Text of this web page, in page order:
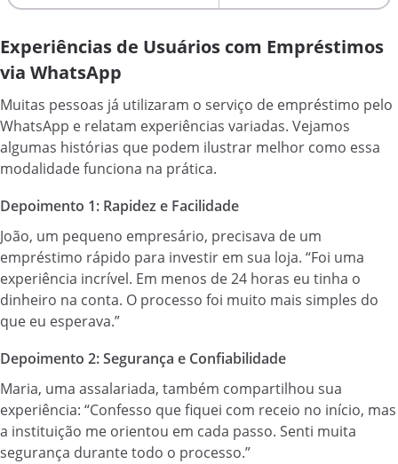
Experiências de Usuários com Empréstimos
via WhatsApp
Muitas pessoas já utilizaram o serviço de empréstimo pelo
WhatsApp e relatam experiências variadas. Vejamos
algumas histórias que podem ilustrar melhor como essa
modalidade funciona na prática.
Depoimento 1: Rapidez e Facilidade
João, um pequeno empresário, precisava de um
empréstimo rápido para investir em sua loja. “Foi uma
experiência incrível. Em menos de 24 horas eu tinha o
dinheiro na conta. O processo foi muito mais simples do
que eu esperava.”
Depoimento 2: Segurança e Confiabilidade
Maria, uma assalariada, também compartilhou sua
experiência: “Confesso que fiquei com receio no início, mas
a instituição me orientou em cada passo. Senti muita
segurança durante todo o processo.”